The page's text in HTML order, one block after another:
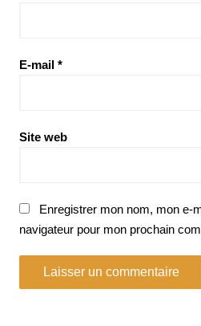
E-mail *
Site web
Enregistrer mon nom, mon e-
navigateur pour mon prochain